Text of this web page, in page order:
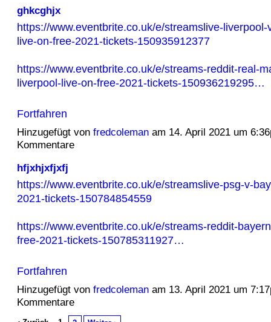
ghkcghjx
https://www.eventbrite.co.uk/e/streamslive-
live-on-free-2021-tickets-150935912377
https://www.eventbrite.co.uk/e/streams-reddit-real-
liverpool-live-on-free-2021-tickets-150936219295…
Fortfahren
Hinzugefügt von fredcolemanam 14. April 2021 um
Kommentare
hfjxhjxfjxfj
https://www.eventbrite.co.uk/e/streamslive-psg-v-
2021-tickets-150784854559
https://www.eventbrite.co.uk/e/streams-reddit-
free-2021-tickets-150785311927…
Fortfahren
Hinzugefügt von fredcolemanam 13. April 2021 um
Kommentare